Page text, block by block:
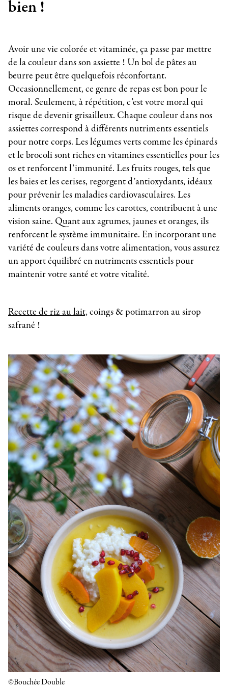
bien !
Avoir une vie colorée et vitaminée, ça passe par mettre
de la couleur dans son assiette ! Un bol de pâtes au
beurre peut être quelquefois réconfortant.
Occasionnellement, ce genre de repas est bon pour le
moral. Seulement, à répétition, c’est votre moral qui
risque de devenir grisailleux. Chaque couleur dans nos
assiettes correspond à différents nutriments essentiels
pour notre corps. Les légumes verts comme les épinards
et le brocoli sont riches en vitamines essentielles pour les
os et renforcent l’immunité. Les fruits rouges, tels que
les baies et les cerises, regorgent d’antioxydants, idéaux
pour prévenir les maladies cardiovasculaires. Les
aliments oranges, comme les carottes, contribuent à une
vision saine. Quant aux agrumes, jaunes et oranges, ils
renforcent le système immunitaire. En incorporant une
variété de couleurs dans votre alimentation, vous assurez
un apport équilibré en nutriments essentiels pour
maintenir votre santé et votre vitalité.
Recette de riz au lait,coings & potimarron au sirop
safrané !
©Bouchée Double